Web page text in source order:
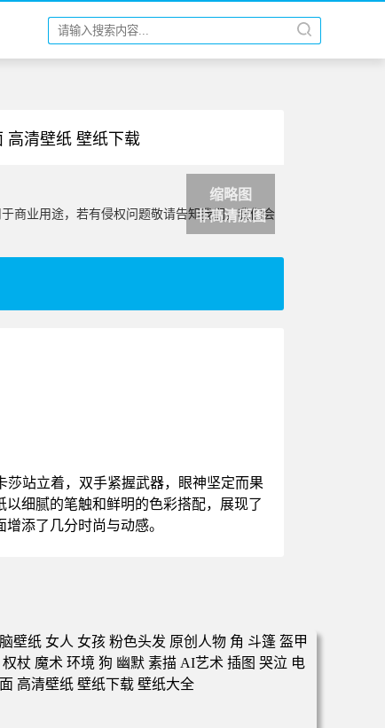
高清壁纸 壁纸下载
缩略图
非高清原图
商业用途，若有侵权问题敬请告知我们，我们会
站立着，双手紧握武器，眼神坚定而果
细腻的笔触和鲜明的色彩搭配，展现了
添了几分时尚与动感。